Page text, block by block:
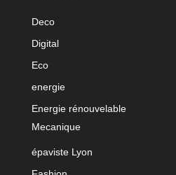
Deco
Digital
Eco
energie
Energie rénouvelable
Mecanique
épaviste Lyon